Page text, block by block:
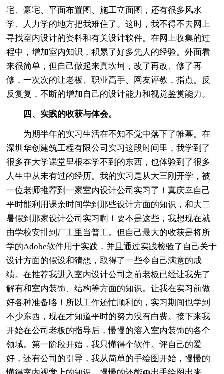
宅、豪宅、平面布置图、施工立面图，还有很多风水
学、人力学的地方把我难住了。这时，我不得不去网上
寻找室内设计的资料和有关设计软件。在网上收集的过
程中，增加室内知识，积累了好多先人的经验。外面看
来很简单，但自己做起来真坎坷，改了再改、修了再
修，一次次的让老板、职业高手、网友评教，指点。反
反复复，不断的增加自己的设计能力和视觉鉴赏能力。
四、实践的收获与体会。
为期半年的实习生活在不知不觉中落下了帷幕。在
深圳华创建筑工程有限公司实习这段时间里，我学到了
很多在大学课堂里根本学不到的东西，也体验到了很多
人生中从未有过的经历。我的实习是从大三刚开学，被
一位老师推荐到一家室内设计公司实习了！真庆幸自己
平时能利用课余时间学到那些设计方面的知识，和大二
暑假到那家设计公司实习啊！要不是这些，我想现在就
由学校安排到厂工里当普工。但自己最大的收获是将所
学的Adobe软件用于实践，并且通过实践检验了自己关于
设计方面的假设和猜想，取得了一些令自己满意的成
绩。在推荐我进入室内设计公司之前老板已经让我先了
解有和室内装饰、结构等方面的知识。让我在实习前做
好各种准备咯！所以工作还忙顺利的，实习期间也学到
不少东西，现在才知道平时的努力没有白费。接下来我
开始在公司老板的指导后，慢慢的溶入室内装饰的各个
领域。第一阶段开始，我只懂得个软件。评自己的爱
好，还有公司的引导，我从简单的手绘图开始，慢慢的